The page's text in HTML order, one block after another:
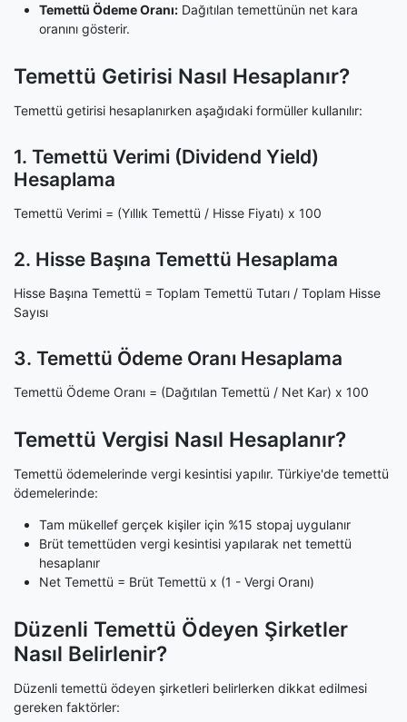
Temettü Ödeme Oranı: Dağıtılan temettünün net kara
oranını gösterir.
Temettü Getirisi Nasıl Hesaplanır?
Temettü getirisi hesaplanırken aşağıdaki formüller kullanılır:
1. Temettü Verimi (Dividend Yield)
Hesaplama
Temettü Verimi = (Yıllık Temettü / Hisse Fiyatı) x 100
2. Hisse Başına Temettü Hesaplama
Hisse Başına Temettü = Toplam Temettü Tutarı / Toplam Hisse
Sayısı
3. Temettü Ödeme Oranı Hesaplama
Temettü Ödeme Oranı = (Dağıtılan Temettü / Net Kar) x 100
Temettü Vergisi Nasıl Hesaplanır?
Temettü ödemelerinde vergi kesintisi yapılır. Türkiye'de temettü
ödemelerinde:
Tam mükellef gerçek kişiler için %15 stopaj uygulanır
Brüt temettüden vergi kesintisi yapılarak net temettü
hesaplanır
Net Temettü = Brüt Temettü x (1 - Vergi Oranı)
Düzenli Temettü Ödeyen Şirketler
Nasıl Belirlenir?
Düzenli temettü ödeyen şirketleri belirlerken dikkat edilmesi
gereken faktörler: